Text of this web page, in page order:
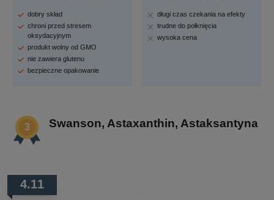
dobry skład
chroni przed stresem
oksydacyjnym
produkt wolny od GMO
nie zawiera glutenu
bezpieczne opakowanie
długi czas czekania na efekty
trudne do połknięcia
wysoka cena
Swanson, Astaxanthin, Astaksantyna
4.11